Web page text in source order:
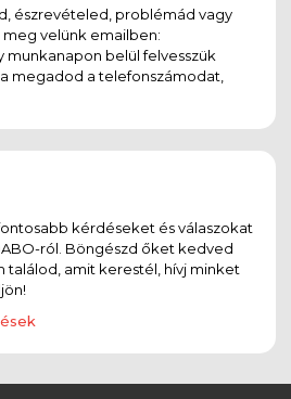
észrevételed, problémád vagy
velünk emailben:
munkanapon belül felvesszük
megadod a telefonszámodat,
kérdéseket és válaszokat
ról. Böngészd őket kedved
találod, amit kerestél, hívj minket